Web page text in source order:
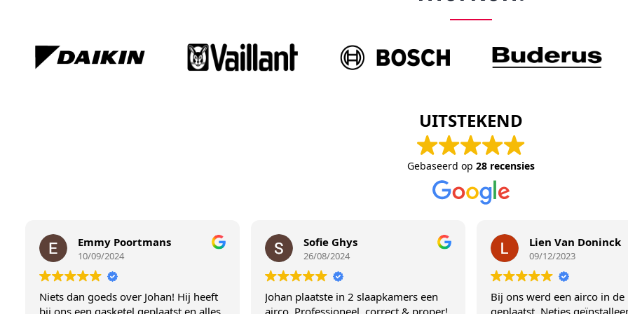
UITSTEKEND
Gebaseerd op 28 recensies
Emmy Poortmans
10/09/2024
goeds over Johan! Hij heeft
Sofie Ghys
26/08/2024
Johan plaatste in 2 slaapkamers een
Lien Van Doninck
09/12/2023
Bij ons werd een airco in de living